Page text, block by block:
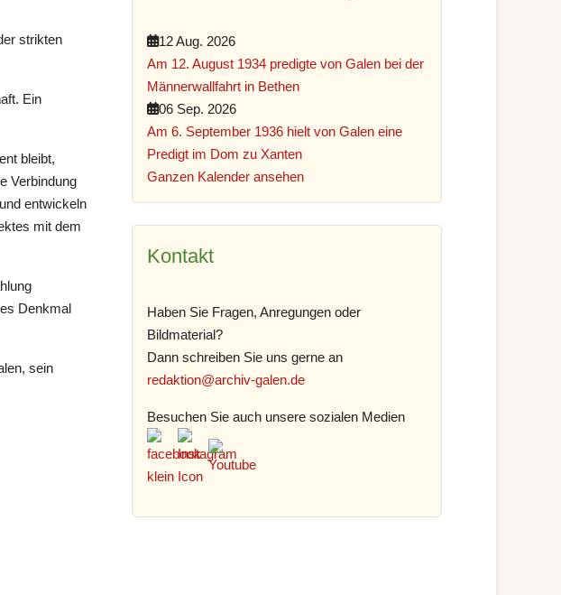
strikten
Ein
bleibt,
Verbindung
entwickeln
mit dem
Denkmal
sein
12 Aug. 2026
Am 12. August 1934 predigte von Galen bei der
Männerwallfahrt in Bethen
06 Sep. 2026
Am 6. September 1936 hielt von Galen eine
Predigt im Dom zu Xanten
Ganzen Kalender ansehen
Kontakt
Haben Sie Fragen, Anregungen oder
Bildmaterial?
Dann schreiben Sie uns gerne an
redaktion@archiv-galen.de
Besuchen Sie auch unsere sozialen Medien